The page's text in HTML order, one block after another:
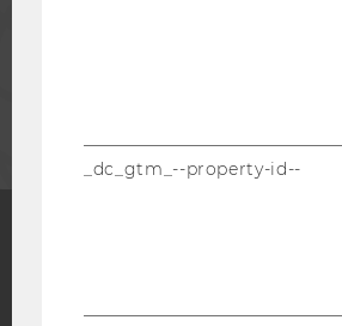
_dc_gtm_--property-id--